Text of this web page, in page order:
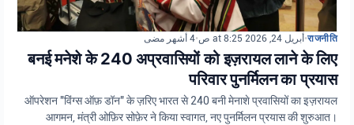
राजनीति
• أبريل 24, 2026 at 8:25 ص •4 أشهر مضى
बनई मनेशे के 240 अप्रवासियों को इज़रायल लाने के लिए
परिवार पुनर्मिलन का प्रयास
ऑपरेशन "विंग्स ऑफ़ डॉन" के ज़रिए भारत से 240 बनी मेनाशे प्रवासियों का इज़रायल
आगमन, मंत्री ओफ़िर सोफ़ेर ने किया स्वागत, नए पुनर्मिलन प्रयास की शुरुआत।